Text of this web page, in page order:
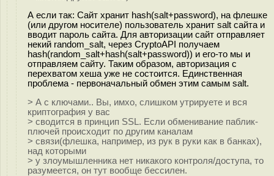
А если так: Сайт хранит hash(salt+password), на флешке
(или другом носителе) пользователь хранит salt сайта и
вводит пароль сайта. Для авторизации сайт отправляет
некий random_salt, через CryptoAPI получаем
hash(random_salt+hash(salt+password)) и его-то мы и
отправляем сайту. Таким образом, авторизация с
перехватом хеша уже не состоится. Единственная
проблема - первоначальный обмен этим самым salt.
> А с ключами.. Вы, имхо, слишком утрируете и вся
криптография у вас
> сводится в принцип SSL. Если обменивание паблик-
плючей происходит по другим каналам
> связи(флешка, например, из рук в руки как в банках),
над которыми
> у злоумышленника нет никакого контроля/доступа, то
разумеется, он тут вообще бессилен.